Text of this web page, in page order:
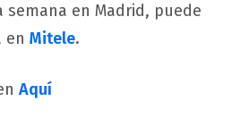
semana en Madrid, puede
en Mitele.
Aquí